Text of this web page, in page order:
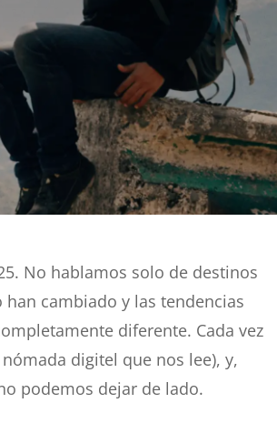
No hablamos solo de destinos
cambiado y las tendencias
diferente. Cada vez
digitel que nos lee), y,
podemos dejar de lado.